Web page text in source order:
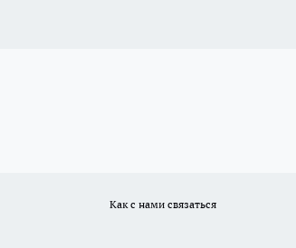
Как с нами связаться